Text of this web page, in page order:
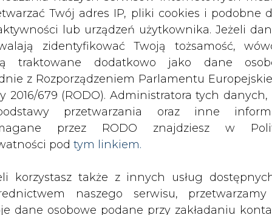
ZMIANY KADROWE NA RYNKU
lub urządzeń użytkownika. Jeżeli
zidentyfikować Twoją tożsamość,
traktowane dodatkowo jako dane
z Rozporządzeniem Parlamentu
2016/679 (RODO). Administratora tych danych,
przetwarzania oraz inne
przez RODO znajdziesz w
podtym linkiem.
naszego serwisu,
dane osobowe podane przy zakładaniu
do newslettera. Przetwarzamy dane,
biuro na Tajwanie